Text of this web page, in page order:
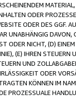
ODER
ODER DES GGF.
UNABHÄNGIG
ODER NICHT, (D)
(E) IHREN
UND
ODER
KÖNNEN IM
PROZESSUALE